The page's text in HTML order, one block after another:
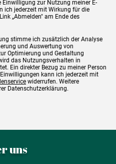
Einwilligung zur Nutzung meiner E-
ich jederzeit mit Wirkung für die
„Abmelden" am Ende des
stimme ich zusätzlich der Analyse
und Auswertung von
Optimierung und Gestaltung
das Nutzungsverhalten in
Ein direkter Bezug zu meiner Person
kann ich jederzeit mit
widerrufen. Weitere
Datenschutzerklärung.
uns